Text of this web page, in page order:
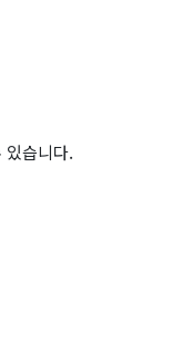
있습니다.